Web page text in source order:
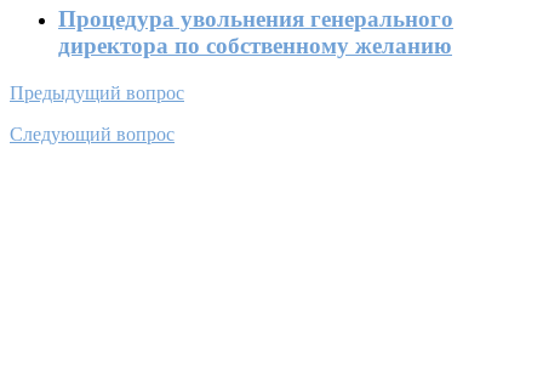
Процедура увольнения генерального
директора по собственному желанию
Предыдущий вопрос
Следующий вопрос